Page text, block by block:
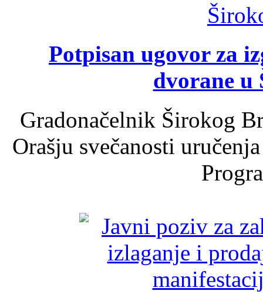
Potpisan ugovor za
dvorane u
Gradonačelnik Širokog
Orašju svečanosti